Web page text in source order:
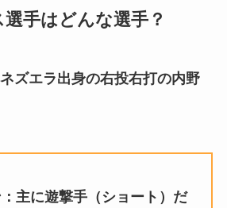
手はどんな選手？
ズエラ出身の右投右打の内野
主に遊撃手（ショート）だ